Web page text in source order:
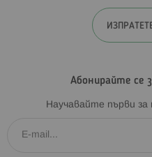
Абонирайте се
Научавайте първи